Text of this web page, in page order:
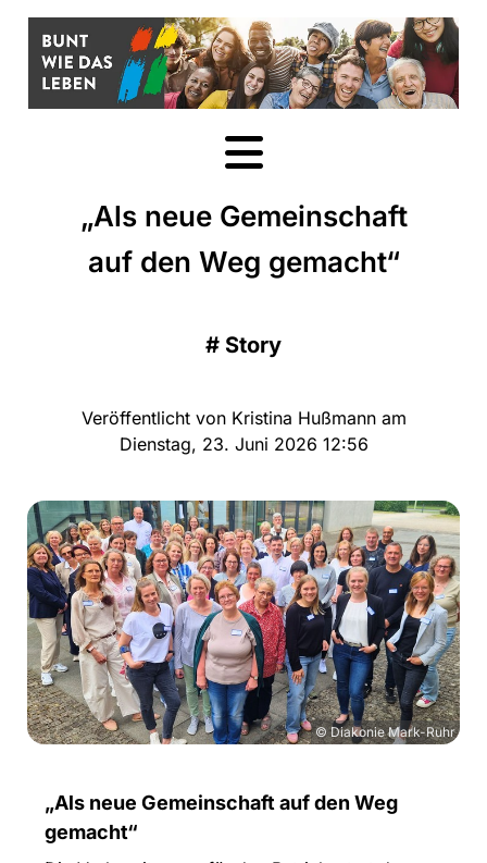
„Als neue Gemeinschaft
auf den Weg gemacht“
# Story
Veröffentlicht von Kristina Hußmann am
Dienstag, 23. Juni 2026 12:56
© Diakonie Mark-Ruhr
„Als neue Gemeinschaft auf den Weg
gemacht“